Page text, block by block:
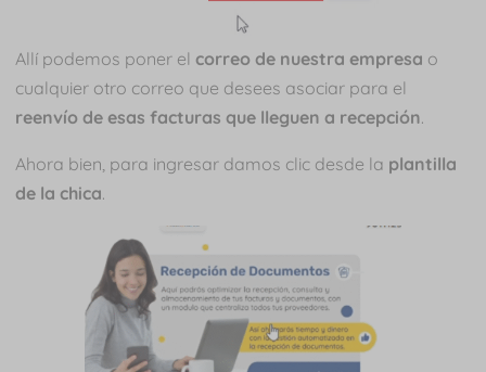
Allí podemos poner el correo de nuestra empresa o
cualquier otro correo que desees asociar para el
reenvío de esas facturas que lleguen a recepción.
Ahora bien, para ingresar damos clic desde la plantilla
de la chica.